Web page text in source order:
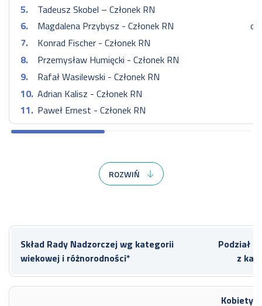
Tadeusz Skobel – Członek RN
Magdalena Przybysz - Członek RN
Konrad Fischer - Członek RN
Przemysław Humięcki - Członek RN
Rafał Wasilewski - Członek RN
Adrian Kalisz - Członek RN
Paweł Ernest - Członek RN
Skład Rady Nadzorczej
Marcin Czupryna
- Wiceprzewodniczący RN
Paulina Mielcarek – Sekretarz
RN
od 1
ROZWIŃ
Skład Rady Nadzorczej wg kategorii
wiekowej i różnorodności*
Podział
z
Kobiety